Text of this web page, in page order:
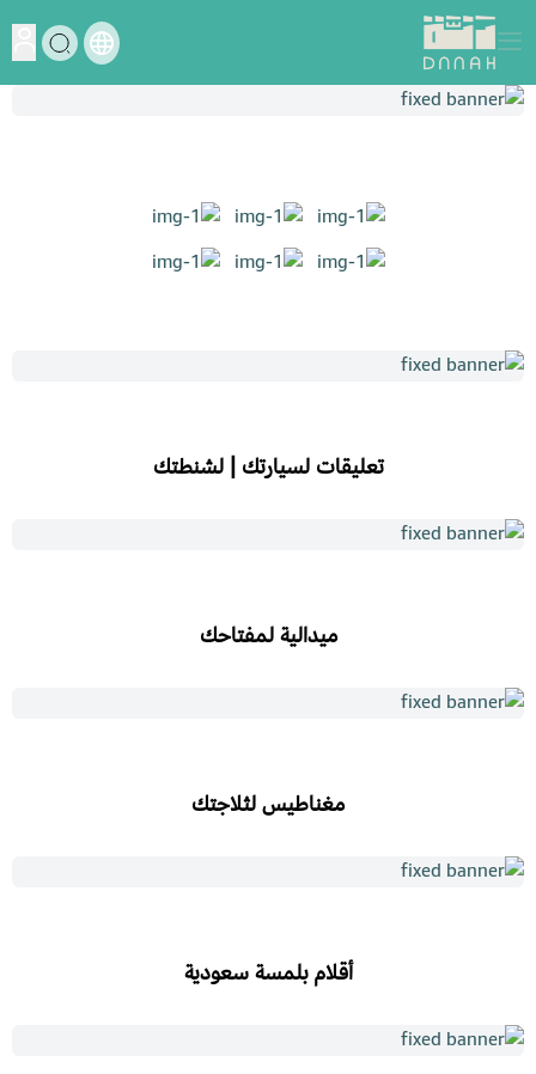
دنة
تعليقات لسيارتك | لشنطتك
ميدالية لمفتاحك
مغناطيس لثلاجتك
أقلام بلمسة سعودية